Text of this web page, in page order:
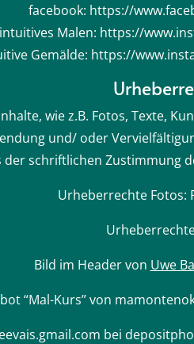
facebook: https://
Malen: https://
Gemälde: https://
wie z.B. Fotos, Texte,
und/ oder
schriftlichen Zustimmung
Urheberrechte Fotos:
Bild im Header von Uwe
“Mal-Kurs” von
bei